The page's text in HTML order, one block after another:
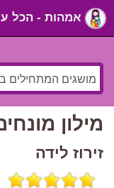
מילון
זירוז לידה